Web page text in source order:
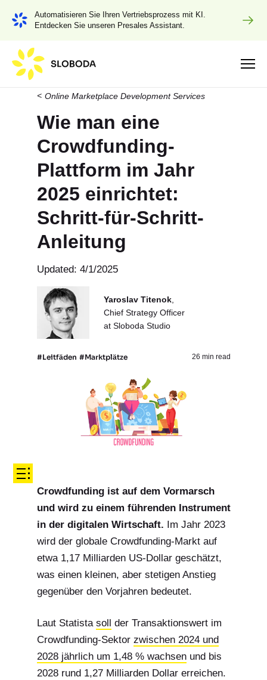
Automatisieren Sie Ihren Vertriebsprozess mit KI.
Entdecken Sie unseren Presales Assistant.
Online Marketplace Development Services
Wie man eine
Crowdfunding-
Plattform im Jahr
2025 einrichtet:
Schritt-für-Schritt-
Anleitung
Updated: 4/1/2025
Yaroslav Titenok,
Chief Strategy Officer
at Sloboda Studio
#Leitfäden #Marktplätze 26 min read
Crowdfunding ist auf dem Vormarsch
und wird zu einem führenden Instrument
in der digitalen Wirtschaft. Im Jahr 2023
wird der globale Crowdfunding-Markt auf
etwa 1,17 Milliarden US-Dollar geschätzt,
was einen kleinen, aber stetigen Anstieg
gegenüber den Vorjahren bedeutet.
Laut Statista soll der Transaktionswert im
Crowdfunding-Sektor zwischen 2024 und
2028 jährlich um 1,48 % wachsenund bis
2028 rund 1,27 Milliarden Dollar erreichen.